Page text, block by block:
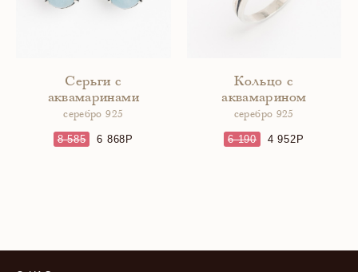
Серьги с
аквамаринами
серебро 925
8 585 6 868
Кольцо с
аквамарином
серебро 925
6 190 4 952